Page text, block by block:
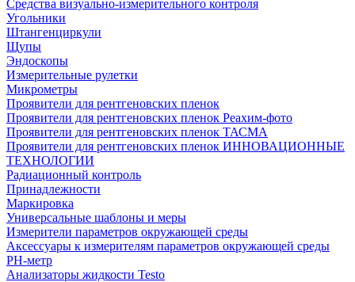
Средства визуально-измерительного контроля
Угольники
Штангенциркули
Щупы
Эндоскопы
Измерительные рулетки
Микрометры
Проявители для рентгеновских пленок
Проявители для рентгеновских пленок Реахим-фото
Проявители для рентгеновских пленок ТАСМА
Проявители для рентгеновских пленок ИННОВАЦИОННЫЕ
ТЕХНОЛОГИИ
Радиационный контроль
Принадлежности
Маркировка
Универсальные шаблоны и меры
Измерители параметров окружающей среды
Аксессуары к измерителям параметров окружающей среды
PH-метр
Анализаторы жидкости Testo